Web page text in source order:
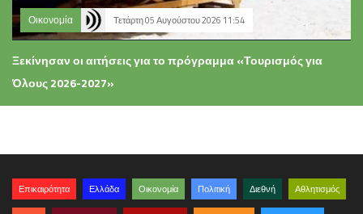
Οικονομία Τετάρτη 05 Αυγούστου 2026 11:54
Ξεκίνησαν οι αιτήσεις για το πρόγραμμα «Τουρισμός για
Όλους 2026-2027»
Επικαιρότητα Ελλάδα Οικονομία Πολιτική Διεθνή Αθλητισμός